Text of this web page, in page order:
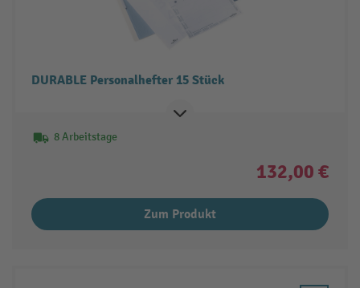
DURABLE Personalhefter 15 Stück
8 Arbeitstage
132,00 €
Zum Produkt